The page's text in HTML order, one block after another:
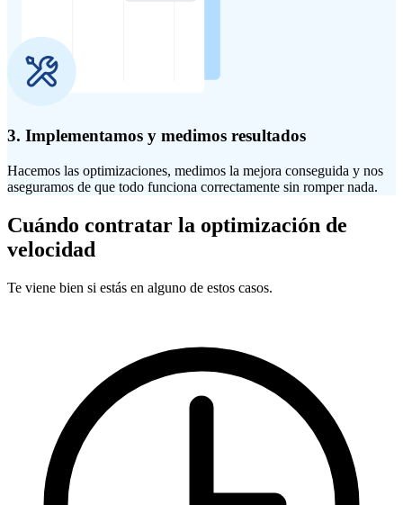
3. Implementamos y medimos resultados
Hacemos las optimizaciones, medimos la mejora conseguida y nos
aseguramos de que todo funciona correctamente sin romper nada.
Cuándo contratar la optimización de
velocidad
Te viene bien si estás en alguno de estos casos.